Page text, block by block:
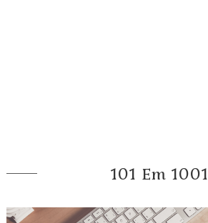
101 Em 1001